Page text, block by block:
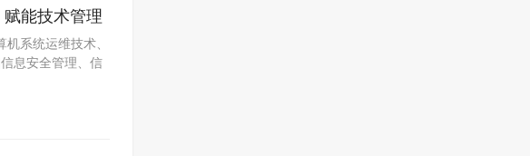
能技术管理
系统运维技术、
息安全管理、信